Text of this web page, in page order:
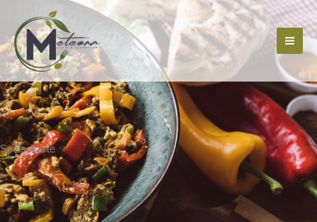
Inhalt
springen
Speisekarte